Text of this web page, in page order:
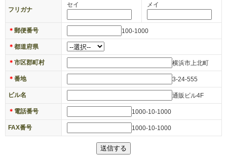
フリガナ
セイ メイ
＊ 郵便番号 100-1000
＊ 都道府県
＊ 市区郡町村 横浜市上北町
＊ 番地 3-24-555
ビル名 通販ビル4F
＊ 電話番号 1000-10-1000
FAX番号 1000-10-1000